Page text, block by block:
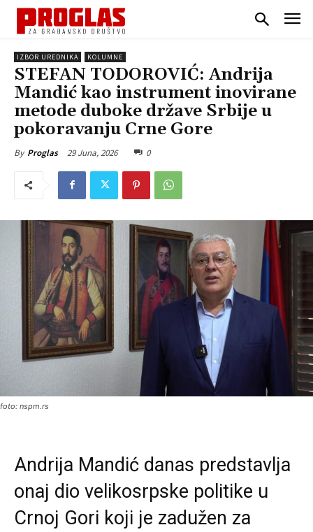
IZBOR UREDNIKA KOLUMNE
STEFAN TODOROVIĆ: Andrija
Mandić kao instrument inovirane
metode duboke države Srbije u
pokoravanju Crne Gore
By Proglas 29 Juna, 2026 0
foto: nspm.rs
Andrija Mandić danas predstavlja
onaj dio velikosrpske politike u
Crnoj Gori koji je zadužen za